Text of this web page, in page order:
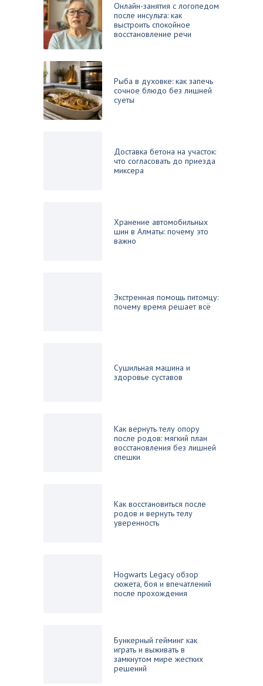
Онлайн-занятия с логопедом
после инсульта: как
выстроить спокойное
восстановление речи
Рыба в духовке: как запечь
сочное блюдо без лишней
суеты
Доставка бетона на участок:
что согласовать до приезда
миксера
Хранение автомобильных
шин в Алматы: почему это
важно
Экстренная помощь питомцу:
почему время решает всё
Сушильная машина и
здоровье суставов
Как вернуть телу опору
после родов: мягкий план
восстановления без лишней
спешки
Как восстановиться после
родов и вернуть телу
уверенность
Hogwarts Legacy обзор
сюжета, боя и впечатлений
после прохождения
Бункерный гейминг как
играть и выживать в
замкнутом мире жестких
решений